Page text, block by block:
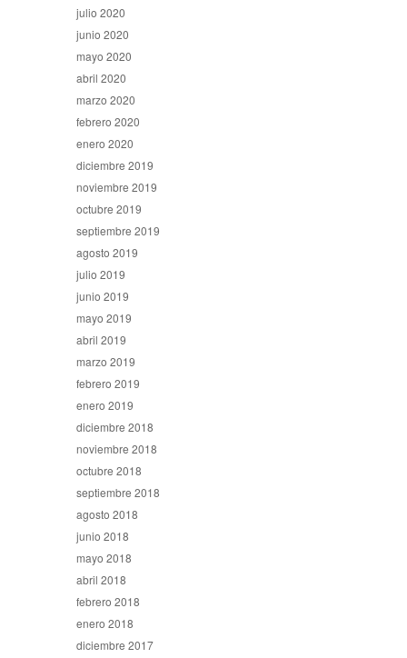
julio 2020
junio 2020
mayo 2020
abril 2020
marzo 2020
febrero 2020
enero 2020
diciembre 2019
noviembre 2019
octubre 2019
septiembre 2019
agosto 2019
julio 2019
junio 2019
mayo 2019
abril 2019
marzo 2019
febrero 2019
enero 2019
diciembre 2018
noviembre 2018
octubre 2018
septiembre 2018
agosto 2018
junio 2018
mayo 2018
abril 2018
febrero 2018
enero 2018
diciembre 2017